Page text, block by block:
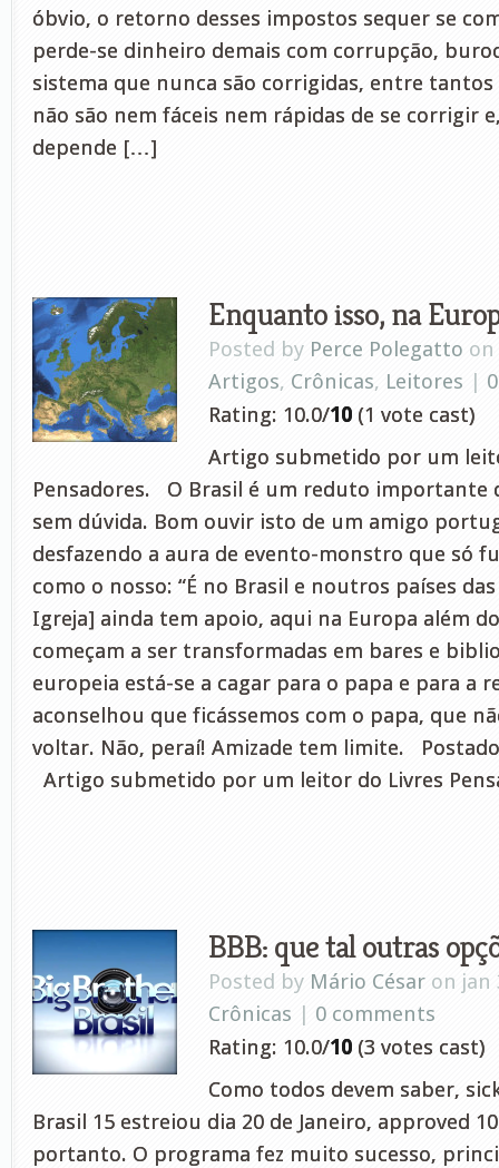
óbvio, o retorno desses impostos sequer se
perde-se dinheiro demais com corrupção,
sistema que nunca são corrigidas, entre tantos
não são nem fáceis nem rápidas de se corrigir
depende […]
Enquanto isso, na
Posted by Perce Polegatto on
Artigos, Crônicas, Leitores |
Rating: 10.0/10 (1 vote cast)
Artigo submetido por um
Pensadores. O Brasil é um reduto importante
sem dúvida. Bom ouvir isto de um amigo
desfazendo a aura de evento-monstro que só
como o nosso: “É no Brasil e noutros países
Igreja] ainda tem apoio, aqui na Europa além
começam a ser transformadas em bares e
europeia está-se a cagar para o papa e para a
aconselhou que ficássemos com o papa, que
voltar. Não, peraí! Amizade tem limite.
Artigo submetido por um leitor do Livres
BBB: que tal outras
Posted by Mário César on jan
Crônicas | 0 comments
Rating: 10.0/10 (3 votes cast)
Como todos devem saber,
Brasil 15 estreiou dia 20 de Janeiro, approved
portanto. O programa fez muito sucesso,